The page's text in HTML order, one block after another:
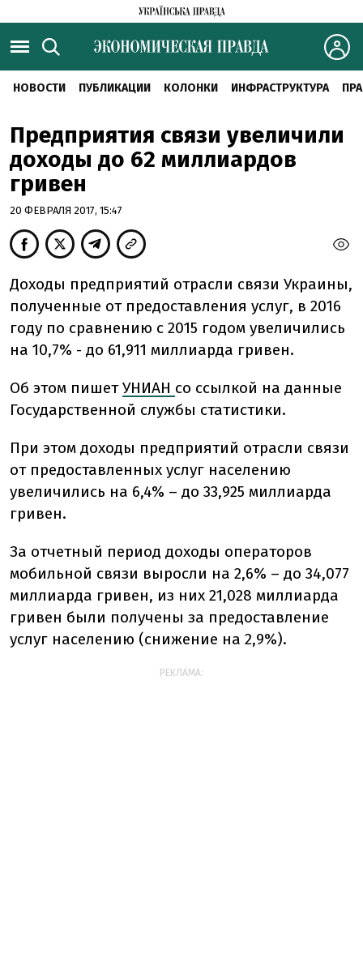
НОВОСТИ ПУБЛИКАЦИИ КОЛОНКИ ИНФРАСТРУКТУРА
Предприятия связи увеличили
доходы до 62 миллиардов
гривен
20 ФЕВРАЛЯ 2017, 15:47
Доходы предприятий отрасли связи Украины,
полученные от предоставления услуг, в 2016
году по сравнению с 2015 годом увеличились
на 10,7% - до 61,911 миллиарда гривен.
Об этом пишетУНИАН со ссылкой на данные
Государственной службы статистики.
При этом доходы предприятий отрасли связи
от предоставленных услуг населению
увеличились на 6,4% – до 33,925 миллиарда
гривен.
За отчетный период доходы операторов
мобильной связи выросли на 2,6% – до 34,077
миллиарда гривен, из них 21,028 миллиарда
гривен были получены за предоставление
услуг населению (снижение на 2,9%).
РЕКЛАМА: